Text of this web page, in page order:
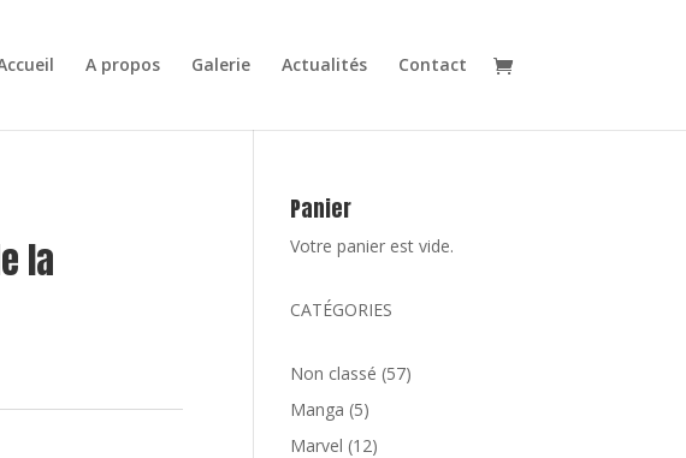
A propos Galerie Actualités Contact
la
Panier
Votre panier est vide.
CATÉGORIES
Non classé 5757
Manga 55
produits
Marvel 1212